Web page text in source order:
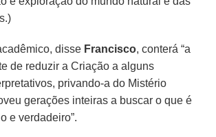
disse Francisco, conterá “a
de reduzir a Criação a alguns
privando-a do Mistério
gerações inteiras a buscar o que é
e verdadeiro”.